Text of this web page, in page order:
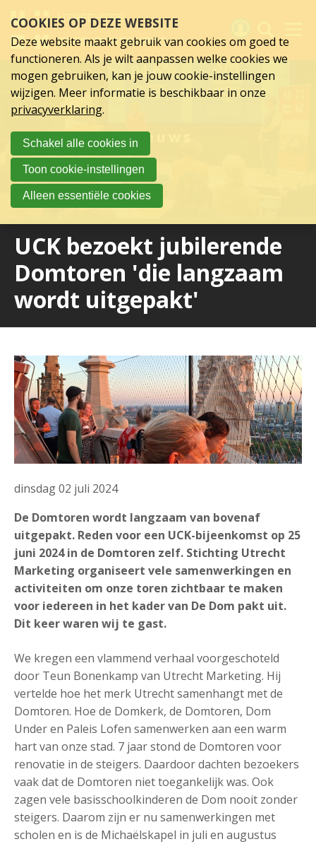
links
over
Spring
hoofd
inhoud
Spring
naar
hoofdnavigatie
Nieuws
UCK bezoekt jubilerende
Domtoren 'die langzaam
wordt uitgepakt'
dinsdag 02 juli 2024
De Domtoren wordt langzaam van bovenaf
uitgepakt. Reden voor een UCK-bijeenkomst op 25
juni 2024 in de Domtoren zelf. Stichting Utrecht
Marketing organiseert vele samenwerkingen en
activiteiten om onze toren zichtbaar te maken
voor iedereen in het kader van De Dom pakt uit.
Dit keer waren wij te gast.
We kregen een vlammend verhaal voorgeschoteld
door Teun Bonenkamp van Utrecht Marketing. Hij
vertelde hoe het merk Utrecht samenhangt met de
Domtoren. Hoe de Domkerk, de Domtoren, Dom
Under en Paleis Lofen samenwerken aan een warm
hart van onze stad. 7 jaar stond de Domtoren voor
renovatie in de steigers. Daardoor dachten bezoekers
vaak dat de Domtoren niet toegankelijk was. Ook
zagen vele basisschoolkinderen de Dom nooit zonder
steigers. Daarom zijn er nu samenwerkingen met
scholen en is de Michaëlskapel in juli en augustus
Activiteiten
Nieuws
Verslagen
Sluit je aan
Over UCK
COOKIES OP DEZE WEBSITE
Deze website maakt gebruik van cookies om goed te
functioneren. Als je wilt aanpassen welke cookies we
mogen gebruiken, kan je jouw cookie-instellingen
wijzigen. Meer informatie is beschikbaar in onze
privacyverklaring.
Schakel alle cookies in
Toon cookie-instellingen
Alleen essentiële cookies